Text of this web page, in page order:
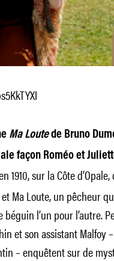
Ma Loutede Bruno
façon Roméo et
1910, sur la Côte
Ma Loute, un pêcheur
l’un pour l’autre.
et son assistant Malfoy
– enquêtent sur de